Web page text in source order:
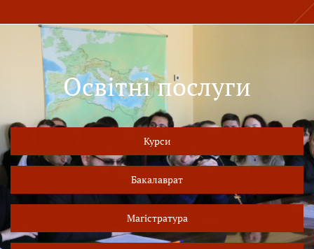
Освітні послуги
Курси
Бакалаврат
Магістратура